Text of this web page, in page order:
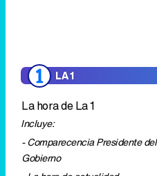
LA 1
La hora de La 1
Incluye:
- Comparecencia Presidente del
Gobierno